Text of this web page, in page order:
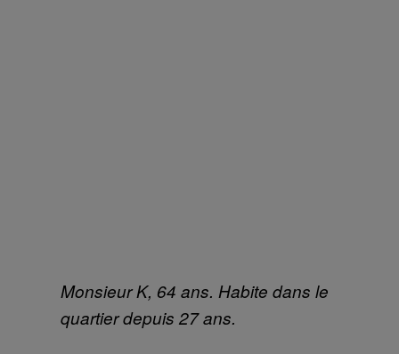
Monsieur K, 64 ans. Habite dans le
quartier depuis 27 ans.